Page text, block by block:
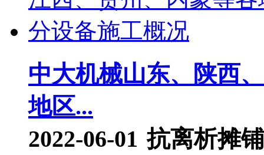
中大机械山东、陕西
地区...
2022-06-01 抗离析摊